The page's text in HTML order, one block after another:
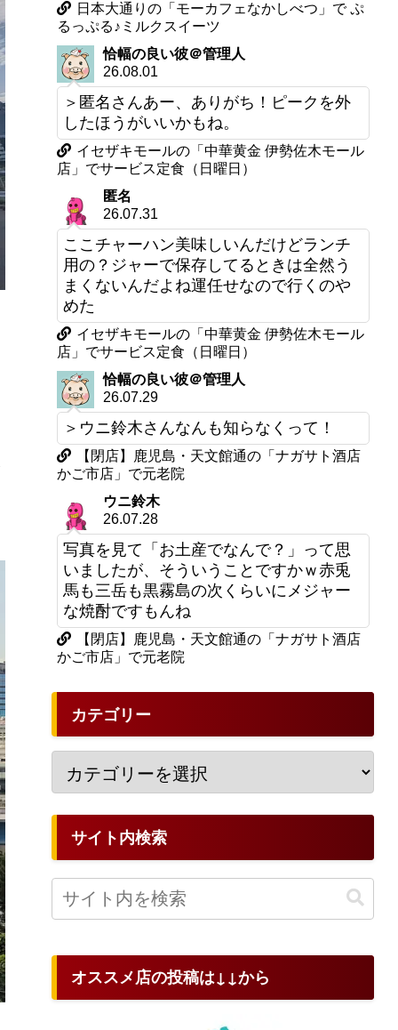
日本大通りの「モーカフェなかしべつ」で ぷ
るっぷる♪ミルクスイーツ
恰幅の良い彼＠管理人
26.08.01
＞匿名さんあー、ありがち！ピークを外
したほうがいいかもね。
イセザキモールの「中華黄金 伊勢佐木モール
店」でサービス定食（日曜日）
匿名
26.07.31
ここチャーハン美味しいんだけどランチ
用の？ジャーで保存してるときは全然う
まくないんだよね運任せなので行くのや
めた
イセザキモールの「中華黄金 伊勢佐木モール
店」でサービス定食（日曜日）
恰幅の良い彼＠管理人
26.07.29
＞ウニ鈴木さんなんも知らなくって！
【閉店】鹿児島・天文館通の「ナガサト酒店
かご市店」で元老院
ウニ鈴木
26.07.28
写真を見て「お土産でなんで？」って思
いましたが、そういうことですかｗ赤兎
馬も三岳も黒霧島の次くらいにメジャー
な焼酎ですもんね
【閉店】鹿児島・天文館通の「ナガサト酒店
かご市店」で元老院
カテゴリー
サイト内検索
オススメ店の投稿は↓↓から